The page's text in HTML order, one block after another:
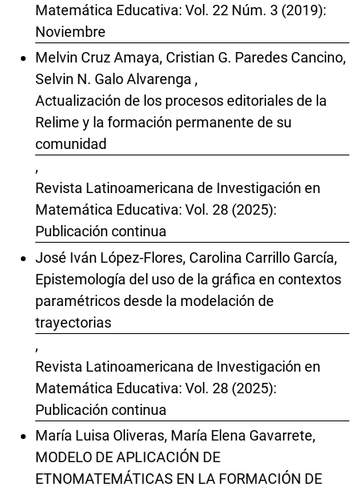
Matemática Educativa: Vol. 22 Núm. 3 (2019):
Noviembre
Melvin Cruz Amaya, Cristian G. Paredes Cancino,
Selvin N. Galo Alvarenga ,
Actualización de los procesos editoriales de la
Relime y la formación permanente de su
comunidad
,
Revista Latinoamericana de Investigación en
Matemática Educativa: Vol. 28 (2025):
Publicación continua
José Iván López-Flores, Carolina Carrillo García,
Epistemología del uso de la gráfica en contextos
paramétricos desde la modelación de
trayectorias
,
Revista Latinoamericana de Investigación en
Matemática Educativa: Vol. 28 (2025):
Publicación continua
María Luisa Oliveras, María Elena Gavarrete,
MODELO DE APLICACIÓN DE
ETNOMATEMÁTICAS EN LA FORMACIÓN DE